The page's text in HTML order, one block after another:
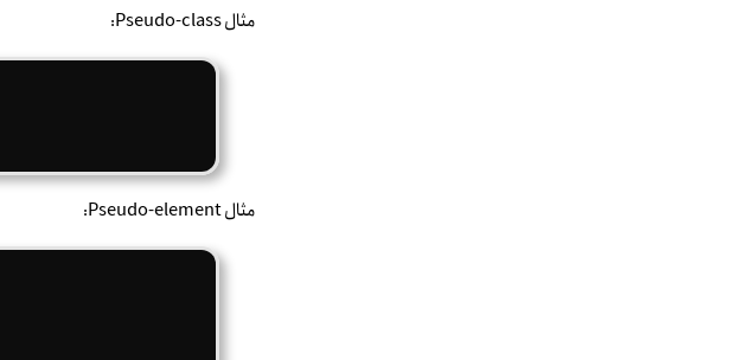
مثال Pseudo-class:
مثال Pseudo-element: